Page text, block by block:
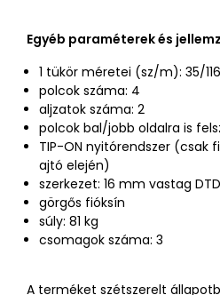
Egyéb paraméterek és
1 tükör méretei (sz/m): 35/
polcok száma: 4
aljzatok száma: 2
polcok bal/jobb oldalra is
TIP-ON nyitórendszer (csak
ajtó elején)
szerkezet: 16 mm vastag DTD
görgős fióksín
súly: 81 kg
csomagok száma: 3
A terméket szétszerelt